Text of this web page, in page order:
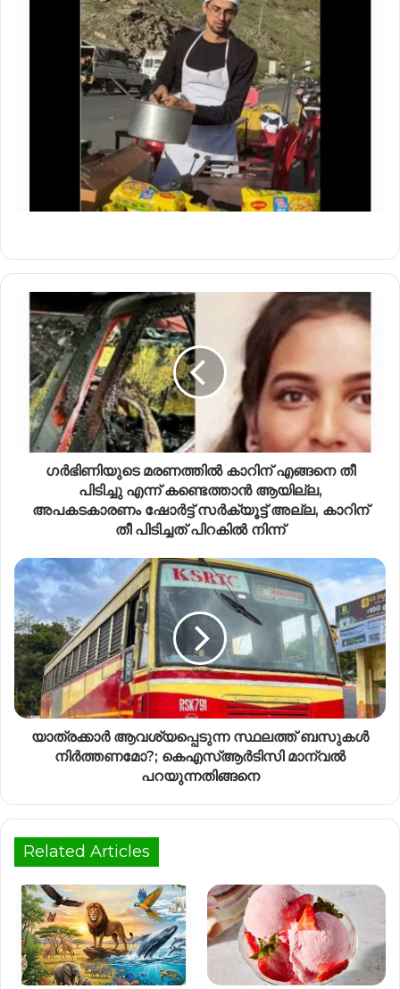
​ഗർഭിണിയുടെ മരണത്തിൽ കാറിന് എങ്ങനെ തീ
പിടിച്ചു എന്ന് കണ്ടെത്താൻ ആയില്ല,
അപകടകാരണം ഷോർട്ട് സർക്യൂട്ട് അല്ല, കാറിന്
തീ പിടിച്ചത് പിറകിൽ നിന്ന്
യാത്രക്കാർ ആവശ്യപ്പെടുന്ന സ്ഥലത്ത് ബസുകൾ
നിർത്തണമോ?; കെഎസ്ആര്‍ടിസി മാന്വൽ
പറയുന്നതിങ്ങനെ
Related Articles